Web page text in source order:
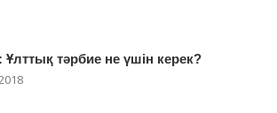
тәрбие не үшін керек?